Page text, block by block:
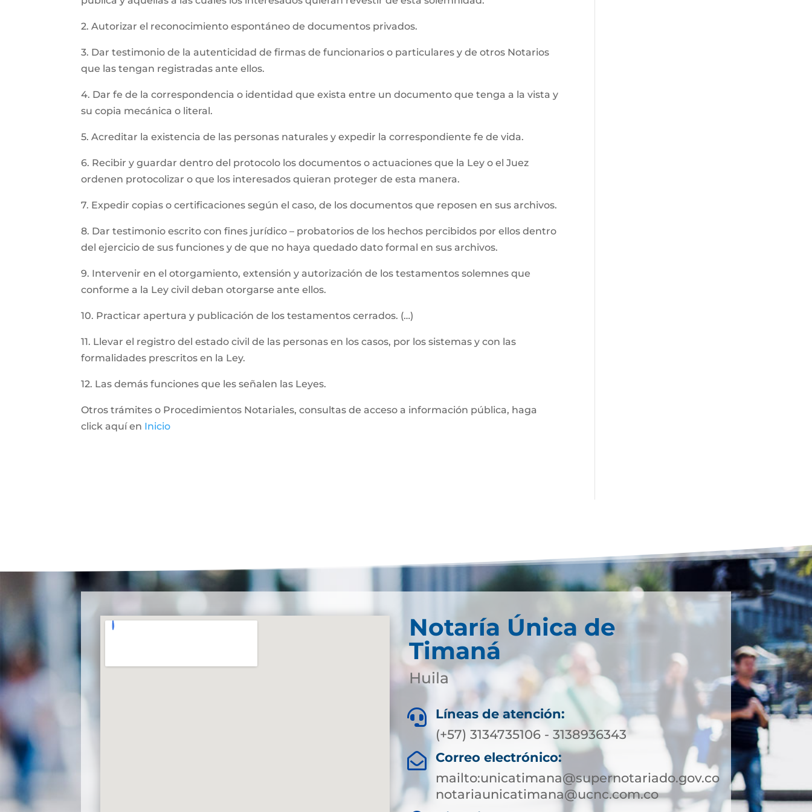
2. Autorizar el reconocimiento espontáneo de documentos privados.
3. Dar testimonio de la autenticidad de firmas de funcionarios o particulares y de otros Notarios
que las tengan registradas ante ellos.
4. Dar fe de la correspondencia o identidad que exista entre un documento que tenga a la vista y
su copia mecánica o literal.
5. Acreditar la existencia de las personas naturales y expedir la correspondiente fe de vida.
6. Recibir y guardar dentro del protocolo los documentos o actuaciones que la Ley o el Juez
ordenen protocolizar o que los interesados quieran proteger de esta manera.
7. Expedir copias o certificaciones según el caso, de los documentos que reposen en sus archivos.
8. Dar testimonio escrito con fines jurídico – probatorios de los hechos percibidos por ellos dentro
del ejercicio de sus funciones y de que no haya quedado dato formal en sus archivos.
9. Intervenir en el otorgamiento, extensión y autorización de los testamentos solemnes que
conforme a la Ley civil deban otorgarse ante ellos.
10. Practicar apertura y publicación de los testamentos cerrados. (…)
11. Llevar el registro del estado civil de las personas en los casos, por los sistemas y con las
formalidades prescritos en la Ley.
12. Las demás funciones que les señalen las Leyes.
Otros trámites o Procedimientos Notariales, consultas de acceso a información pública, haga
click aquí en Inicio
Notaría Única de
Timaná
Huila

Líneas de atención:
(+57) 3134735106 - 3138936343

Correo electrónico:
mailto:unicatimana@supernotariado.gov.co
notariaunicatimana@ucnc.com.co